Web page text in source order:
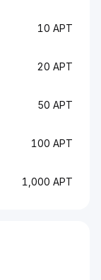
10 APT
20 APT
50 APT
100 APT
1,000 APT